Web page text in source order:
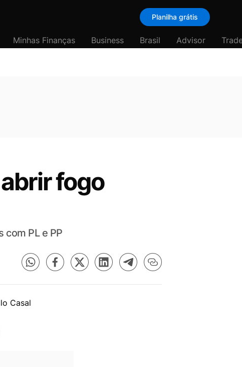
Planilha grátis
Minhas Finanças Business Brasil Advisor
fogo
com PL e PP